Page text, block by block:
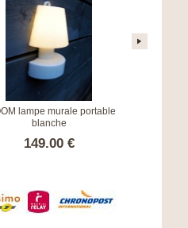
lampe murale portable
blanche
149.00 €